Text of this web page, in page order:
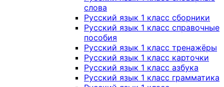
слова
Русский язык 1 класс сборники
Русский язык 1 класс справочные
пособия
Русский язык 1 класс тренажёры
Русский язык 1 класс карточки
Русский язык 1 класс азбука
Русский язык 1 класс грамматика